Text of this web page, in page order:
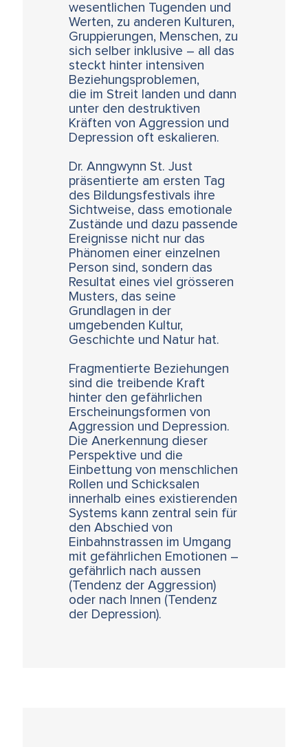
wesentlichen Tugenden und
Werten, zu anderen Kulturen,
Gruppierungen, Menschen, zu
sich selber inklusive – all das
steckt hinter intensiven
Beziehungsproblemen,
die im Streit landen und dann
unter den destruktiven
Kräften von Aggression und
Depression oft eskalieren.
Dr. Anngwynn St. Just
präsentierte am ersten Tag
des Bildungsfestivals ihre
Sichtweise, dass emotionale
Zustände und dazu passende
Ereignisse nicht nur das
Phänomen einer einzelnen
Person sind, sondern das
Resultat eines viel grösseren
Musters, das seine
Grundlagen in der
umgebenden Kultur,
Geschichte und Natur hat.
Fragmentierte Beziehungen
sind die treibende Kraft
hinter den gefährlichen
Erscheinungsformen von
Aggression und Depression.
Die Anerkennung dieser
Perspektive und die
Einbettung von menschlichen
Rollen und Schicksalen
innerhalb eines existierenden
Systems kann zentral sein für
den Abschied von
Einbahnstrassen im Umgang
mit gefährlichen Emotionen –
gefährlich nach aussen
(Tendenz der Aggression)
oder nach Innen (Tendenz
der Depression).